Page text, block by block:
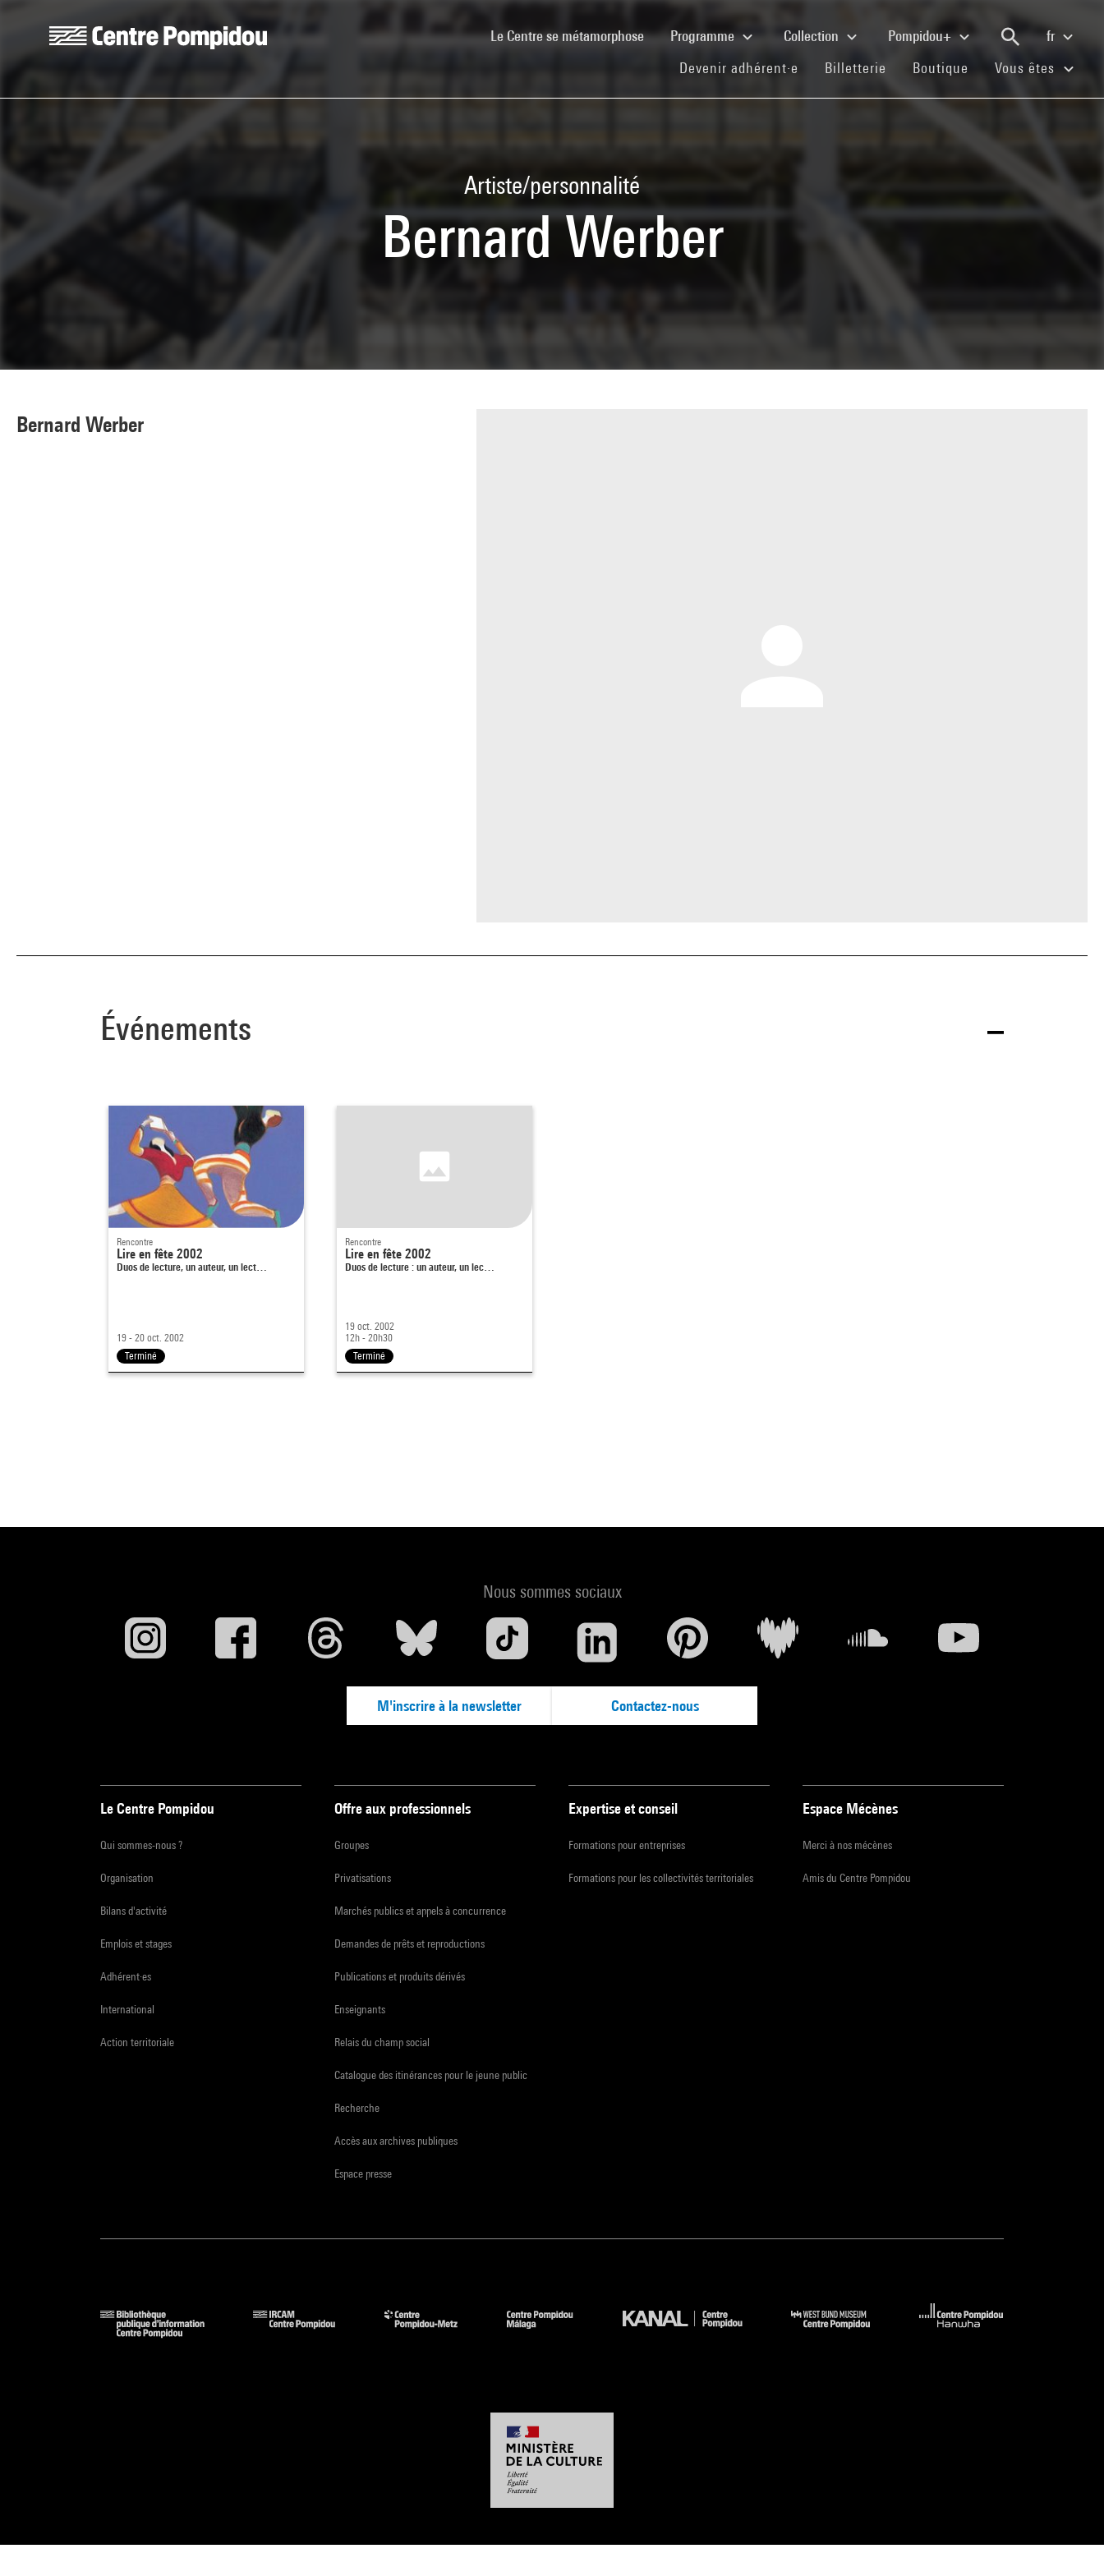
Le Centre se métamorphose(current)Programme Collection Pompidou+
fr
Devenir adhérent·e (current)
Billetterie (current)
Boutique (current)
Vous êtes
Artiste/personnalité
Bernard Werber
Bernard Werber
Événements
Rencontre
Lire en fête 2002
Duos de lecture, un auteur, un lect…
19 - 20 oct. 2002
Terminé
Rencontre
Lire en fête 2002
Duos de lecture : un auteur, un lec…
19 oct. 2002
12h - 20h30
Terminé
Nous sommes sociaux
M'inscrire à la newsletter Contactez-nous
Le Centre Pompidou
Qui sommes-nous ?
Organisation
Bilans d'activité
Emplois et stages
Adhérent·es
International
Action territoriale
Offre aux professionnels
Groupes
Privatisations
Marchés publics et appels à concurrence
Demandes de prêts et reproductions
Publications et produits dérivés
Enseignants
Relais du champ social
Catalogue des itinérances pour le jeune public
Recherche
Accès aux archives publiques
Espace presse
Expertise et conseil
Formations pour entreprises
Formations pour les collectivités territoriales
Espace Mécènes
Merci à nos mécènes
Amis du Centre Pompidou